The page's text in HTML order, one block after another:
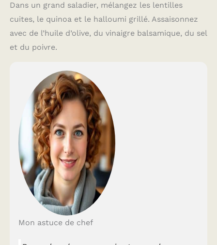
Dans un grand saladier, mélangez les lentilles
cuites, le quinoa et le halloumi grillé. Assaisonnez
avec de l’huile d’olive, du vinaigre balsamique, du sel
et du poivre.
Mon astuce de chef